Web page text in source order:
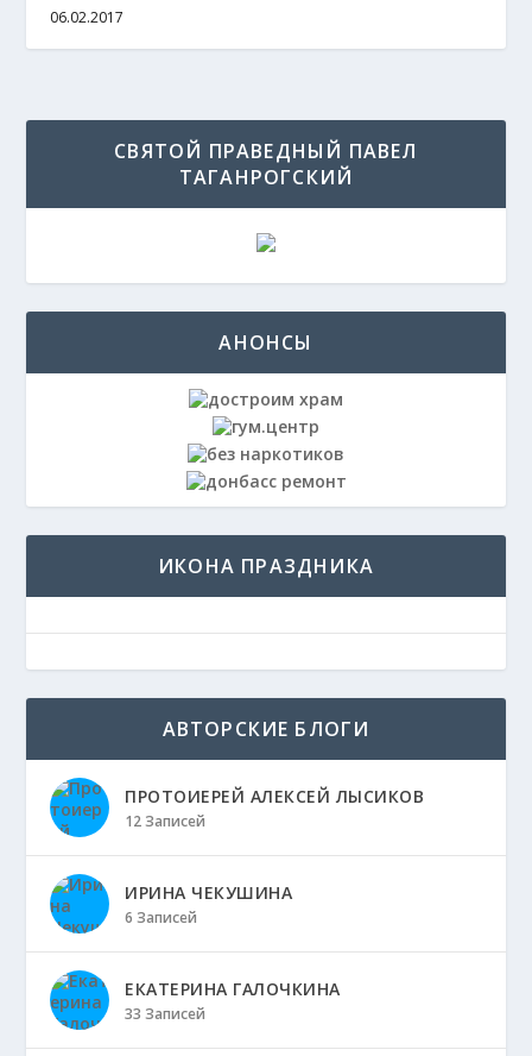
06.02.2017
СВЯТОЙ ПРАВЕДНЫЙ ПАВЕЛ
ТАГАНРОГСКИЙ
АНОНСЫ
ИКОНА ПРАЗДНИКА
АВТОРСКИЕ БЛОГИ
ПРОТОИЕРЕЙ АЛЕКСЕЙ ЛЫСИКОВ
12 Записей
ИРИНА ЧЕКУШИНА
6 Записей
ЕКАТЕРИНА ГАЛОЧКИНА
33 Записей